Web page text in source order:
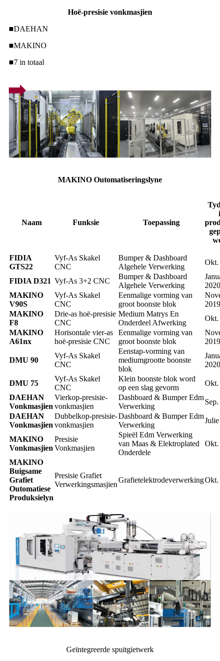
Hoë-presisie vonkmasjien
■DAEHAN
■MAKINO
■7 in totaal
MAKINO Outomatiseringslyne
Naam Funksie Toepassing
FIDIA
GTS22
Vyf-As Skakel
CNC
Bumper & Dashboard
Algehele Verwerking
Okt.
FIDIA D321 Vyf-As 3+2 CNC
Bumper & Dashboard
Algehele Verwerking
2020
MAKINO
V90S
Vyf-As Skakel
CNC
Eenmalige vorming van
groot boonste blok
2019
MAKINO
F8
Drie-as hoë-presisie
CNC
Medium Matrys En
Onderdeel Afwerking
Okt.
MAKINO
A61nx
Horisontale vier-as
hoë-presisie CNC
Eenmalige vorming van
groot boonste blok
2019
DMU 90
Vyf-As Skakel
CNC
Eenstap-vorming van
mediumgrootte boonste
blok
2020
DMU 75
Vyf-As Skakel
CNC
Klein boonste blok word
op een slag gevorm
Okt.
DAEHAN
Vonkmasjien
Vierkop-presisie-
vonkmasjien
Dashboard & Bumper Edm
Verwerking
DAEHAN
Vonkmasjien
Dubbelkop-presisie-
vonkmasjien
Dashboard & Bumper Edm
Verwerking
MAKINO
Vonkmasjien
Presisie
Vonkmasjien
Spieël Edm Verwerking
van Maas & Elektroplated
Onderdele
Okt.
MAKINO
Buigsame
Grafiet
Outomatiese
Produksielyn
Presisie Grafiet
Verwerkingsmasjien
GrafietelektrodeverwerkingOkt.
Geïntegreerde spuitgietwerk